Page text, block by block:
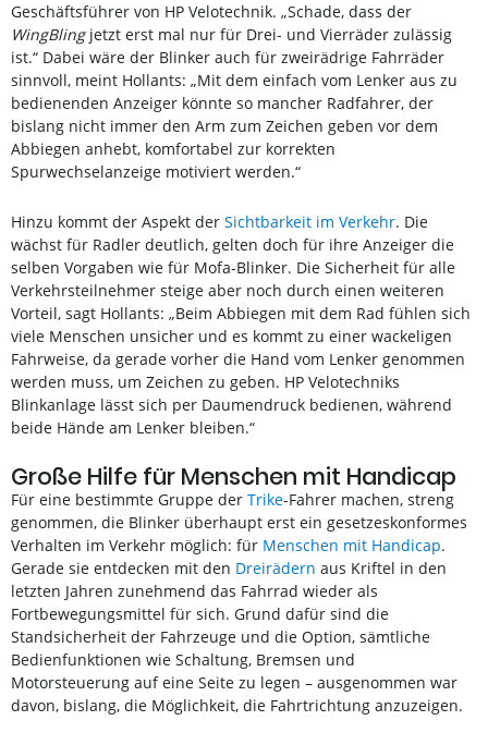
Geschäftsführer von HP Velotechnik. „Schade, dass der
WingBlingjetzt erst mal nur für Drei- und Vierräder zulässig
ist.“ Dabei wäre der Blinker auch für zweirädrige Fahrräder
sinnvoll, meint Hollants: „Mit dem einfach vom Lenker aus zu
bedienenden Anzeiger könnte so mancher Radfahrer, der
bislang nicht immer den Arm zum Zeichen geben vor dem
Abbiegen anhebt, komfortabel zur korrekten
Spurwechselanzeige motiviert werden.“
Hinzu kommt der Aspekt der Sichtbarkeit im Verkehr. Die
wächst für Radler deutlich, gelten doch für ihre Anzeiger die
selben Vorgaben wie für Mofa-Blinker. Die Sicherheit für alle
Verkehrsteilnehmer steige aber noch durch einen weiteren
Vorteil, sagt Hollants: „Beim Abbiegen mit dem Rad fühlen sich
viele Menschen unsicher und es kommt zu einer wackeligen
Fahrweise, da gerade vorher die Hand vom Lenker genommen
werden muss, um Zeichen zu geben. HP Velotechniks
Blinkanlage lässt sich per Daumendruck bedienen, während
beide Hände am Lenker bleiben.“
Große Hilfe für Menschen mit Handicap
Für eine bestimmte Gruppe der Trike-Fahrer machen, streng
genommen, die Blinker überhaupt erst ein gesetzeskonformes
Verhalten im Verkehr möglich: für Menschen mit Handicap.
Gerade sie entdecken mit den Dreirädern aus Kriftel in den
letzten Jahren zunehmend das Fahrrad wieder als
Fortbewegungsmittel für sich. Grund dafür sind die
Standsicherheit der Fahrzeuge und die Option, sämtliche
Bedienfunktionen wie Schaltung, Bremsen und
Motorsteuerung auf eine Seite zu legen – ausgenommen war
davon, bislang, die Möglichkeit, die Fahrtrichtung anzuzeigen.